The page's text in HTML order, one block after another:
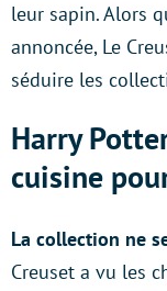
leur sapin. Alors
annoncée, Le
séduire les
Harry
cuisine
La collection ne
Creuset a vu les